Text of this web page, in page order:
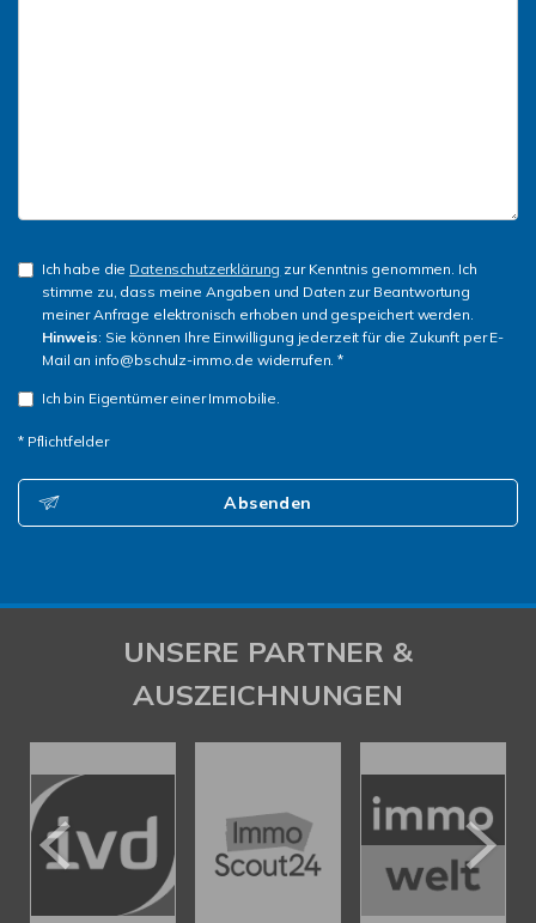
Ich habe die Datenschutzerklärung zur Kenntnis genommen. Ich
stimme zu, dass meine Angaben und Daten zur Beantwortung
meiner Anfrage elektronisch erhoben und gespeichert werden.
Hinweis: Sie können Ihre Einwilligung jederzeit für die Zukunft per E-
Mail an info@bschulz-immo.de widerrufen. *
Ich bin Eigentümer einer Immobilie.
* Pflichtfelder
Absenden
UNSERE PARTNER &
AUSZEICHNUNGEN